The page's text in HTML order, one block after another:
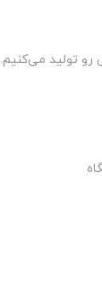
تولید می‌کنیم.